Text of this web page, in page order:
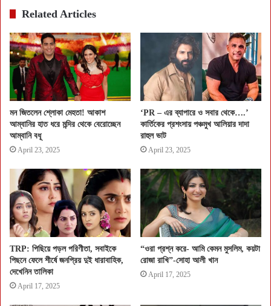
Related Articles
মন জিতলেন শ্লোকা মেহতা! আকাশ
আম্বানির হাত ধরে মন্দির থেকে বেরোচ্ছেন
আম্বানি বধূ
April 23, 2025
‘PR – এর ব্যাপারে ও সবার থেকে….’
কার্তিকের প্রশংসায় পঞ্চমুখ আলিয়ার দাদা
রাহুল ভাট
April 23, 2025
TRP: পিছিয়ে পড়ল পরিণীতা, সবাইকে
পিছনে ফেলে শীর্ষে জনপ্রিয় দুই ধারাবাহিক,
দেখেনিন তালিকা
April 17, 2025
“ওরা প্রশ্ন করে- আমি কেমন মুসলিম, কয়টা
রোজা রাখি”-সোহা আলী খান
April 17, 2025